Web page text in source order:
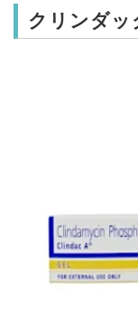
年末年始の営業に
お知らせ
年末年始の営業に
お知らせ
問い合わせ停止期
クリンダ